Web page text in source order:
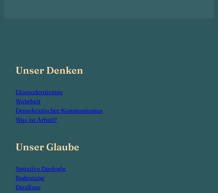
Unser Denken
Diamodernismus
Wahrheit
Demokratischer Kommunismus
Was ist Arbeit?
Unser Glaube
Negative Deologie
Bedeutung
Deodizee